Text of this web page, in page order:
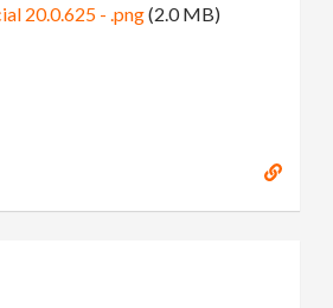
20.0.625 - .png(2.0 MB)